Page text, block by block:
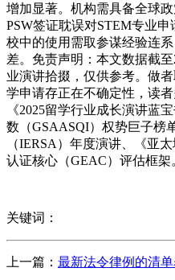
增加显著。机构需具备全球
PSW签证耽误对STEM专业
校中的使用需取参谋经验连
差。免责声明：本文数据截
业演讲拾掇，仅供参考。做
学申请存正在不确定性，读
《2025留学行业成长演讲蓝
数（GSAASQI）权势巨子榜
（IERSA）年度演讲、《亚
认证核心（GEAC）评估框架
关键词：
上一篇： 最新法令律例的清